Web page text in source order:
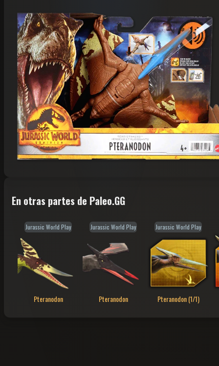
En otras partes de Paleo.GG
Jurassic World Play
Pteranodon
Jurassic World Play
Pteranodon
Jurassic World Play
Pteranodon (1/1)